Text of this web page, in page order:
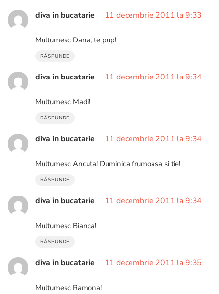
diva in bucatarie 11 decembrie 2011 la 9:33
Multumesc Dana, te pup!
RĂSPUNDE
diva in bucatarie 11 decembrie 2011 la 9:34
Multumesc Madi!
RĂSPUNDE
diva in bucatarie 11 decembrie 2011 la 9:34
Multumesc Ancuta! Duminica frumoasa si tie!
RĂSPUNDE
diva in bucatarie 11 decembrie 2011 la 9:34
Multumesc Bianca!
RĂSPUNDE
diva in bucatarie 11 decembrie 2011 la 9:35
Multumesc Ramona!